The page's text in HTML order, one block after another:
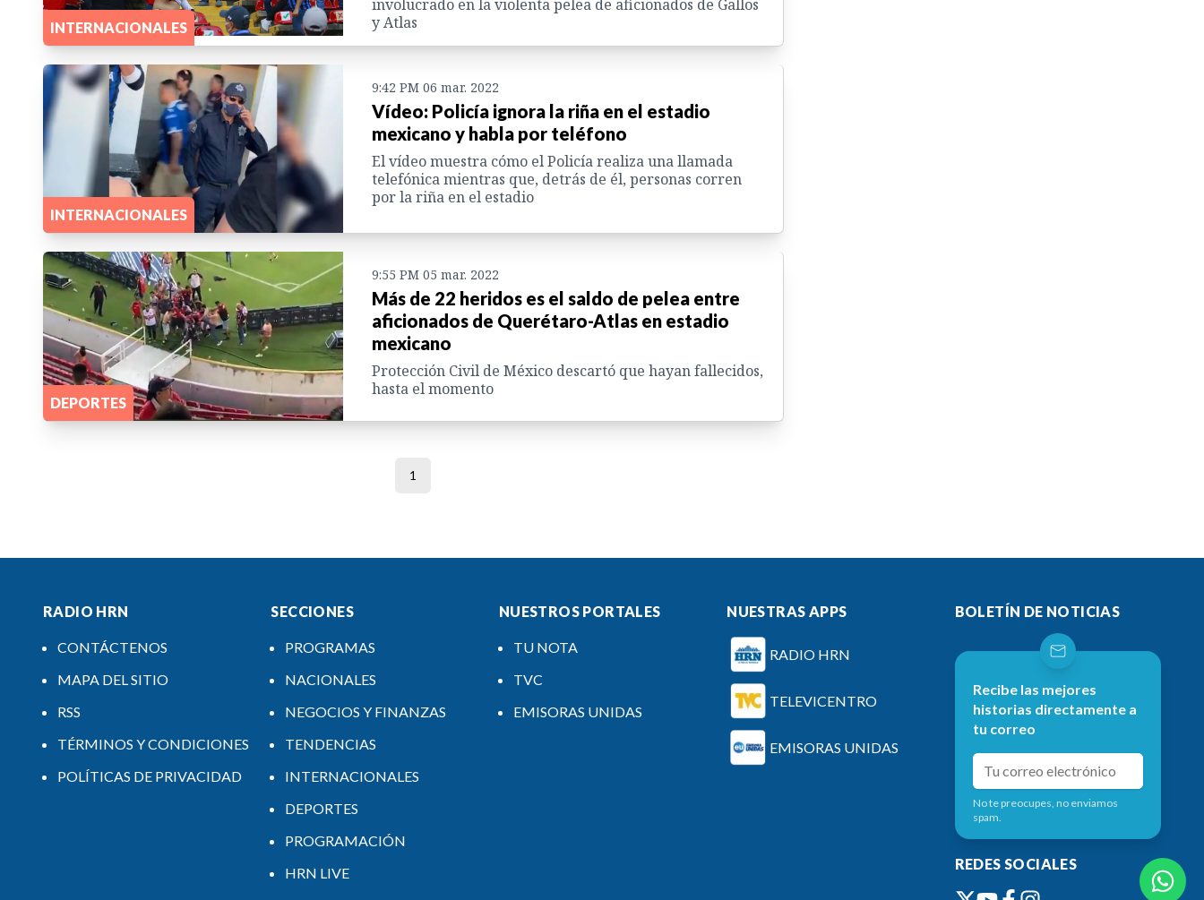
INTERNACIONALES
involucrado en la violenta pelea de aficionados de Gallos
y Atlas
INTERNACIONALES
9:42 PM 06 mar. 2022
Vídeo: Policía ignora la riña en el estadio
mexicano y habla por teléfono
El vídeo muestra cómo el Policía realiza una llamada
telefónica mientras que, detrás de él, personas corren
por la riña en el estadio
DEPORTES
9:55 PM 05 mar. 2022
Más de 22 heridos es el saldo de pelea entre
aficionados de Querétaro-Atlas en estadio
mexicano
Protección Civil de México descartó que hayan fallecidos,
hasta el momento
1
RADIO HRN
CONTÁCTENOS
MAPA DEL SITIO
RSS
TÉRMINOS Y CONDICIONES
POLÍTICAS DE PRIVACIDAD
SECCIONES
PROGRAMAS
NACIONALES
NEGOCIOS Y FINANZAS
TENDENCIAS
INTERNACIONALES
DEPORTES
PROGRAMACIÓN
HRN LIVE
NUESTROS PORTALES
TU NOTA
TVC
EMISORAS UNIDAS
NUESTRAS APPS
RADIO HRN
TELEVICENTRO
EMISORAS UNIDAS
BOLETÍN DE NOTICIAS
Recibe las mejores
historias directamente a
tu correo
No te preocupes, no enviamos
spam.
REDES SOCIALES